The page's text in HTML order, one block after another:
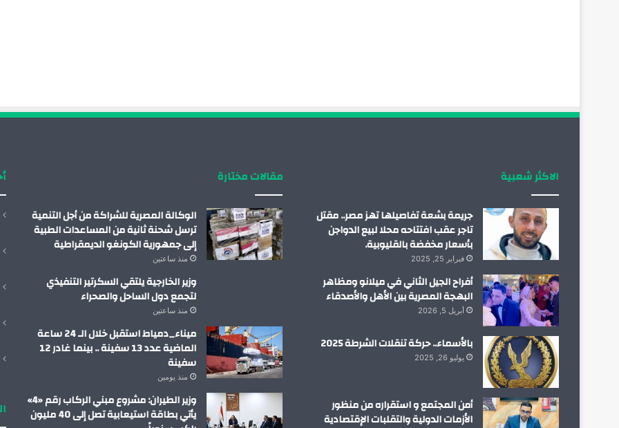
الاكثر شعبية
جريمة بشعة تفاصيلها تهز مصر.. مقتل
تاجر عقب افتتاحه محلا لبيع الدواجن
بأسعار مخفضة بالقليوبية.
فبراير 25, 2025
أفراح الجيل الثاني في ميلانو ومظاهر
البهجة المصرية بين الأهل والأصدقاء
أبريل 5, 2026
بالأسماء.. حركة تنقلات الشرطة 2025
يوليو 26, 2025
أمن المجتمع و استقراره من منظور
الأزمات الدولية والتقلبات الإقتصادية
مقالات مختارة
الوكالة المصرية للشراكة من أجل التنمية
ترسل شحنة ثانية من المساعدات الطبية
إلى جمهورية الكونغو الديمقراطية
منذ ساعتين
وزير الخارجية يلتقي السكرتير التنفيذي
لتجمع دول الساحل والصحراء
منذ ساعتين
ميناء_دمياط استقبل خلال الـ 24 ساعة
الماضية عدد 13 سفينة .. بينما غادر 12
سفينة
منذ يومين
وزير الطيران: مشروع مبني الركاب رقم «4»
يأتي بطاقة استيعابية تصل إلى 40 مليون